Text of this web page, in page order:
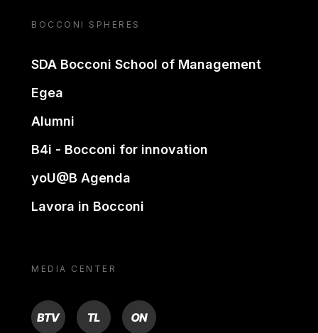
BOCCONI SPHERES
SDA Bocconi School of Management
Egea
Alumni
B4i - Bocconi for innovation
yoU@B Agenda
Lavora in Bocconi
MEDIA CENTER
BTV TL ON